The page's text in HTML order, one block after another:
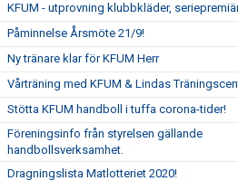
KFUM - utprovning klubbkläder,
Påminnelse Årsmöte 21/9!
Ny tränare klar för KFUM Herr
Vårträning med KFUM & Lindas
Stötta KFUM handboll i tuffa corona-tider!
Föreningsinfo från styrelsen gällande
handbollsverksamhet.
Dragningslista Matlotteriet 2020!